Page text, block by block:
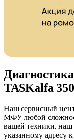
TASKalfa
Наш сервисный
МФУ любой
вашей техники, наш
указанному адресу